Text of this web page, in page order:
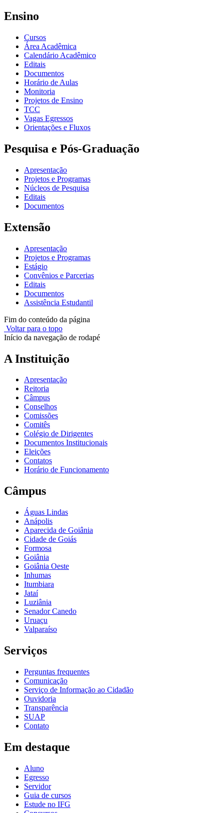
Ensino
Cursos
Área Acadêmica
Calendário Acadêmico
Editais
Documentos
Horário de Aulas
Monitoria
Projetos de Ensino
TCC
Vagas Egressos
Orientações e Fluxos
Pesquisa e Pós-Graduação
Apresentação
Projetos e Programas
Núcleos de Pesquisa
Editais
Documentos
Extensão
Apresentação
Projetos e Programas
Estágio
Convênios e Parcerias
Editais
Documentos
Assistência Estudantil
Fim do conteúdo da página
Voltar para o topo
Início da navegação de rodapé
A Instituição
Apresentação
Reitoria
Câmpus
Conselhos
Comissões
Comitês
Colégio de Dirigentes
Documentos Institucionais
Eleições
Contatos
Horário de Funcionamento
Câmpus
Águas Lindas
Anápolis
Aparecida de Goiânia
Cidade de Goiás
Formosa
Goiânia
Goiânia Oeste
Inhumas
Itumbiara
Jataí
Luziânia
Senador Canedo
Uruaçu
Valparaíso
Serviços
Perguntas frequentes
Comunicação
Serviço de Informação ao Cidadão
Ouvidoria
Transparência
SUAP
Contato
Em destaque
Aluno
Egresso
Servidor
Guia de cursos
Estude no IFG